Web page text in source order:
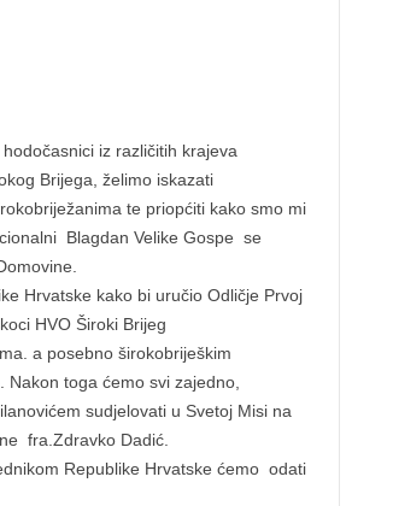
iz različitih krajeva
Brijega, želimo iskazati
te priopćiti kako smo mi
Blagdan Velike Gospe se
Hrvatske kako bi uručio Odličje Prvoj
HVO Široki Brijeg
a posebno širokobriješkim
toga ćemo svi zajedno,
sudjelovati u Svetoj Misi na
fra.Zdravko Dadić.
Republike Hrvatske ćemo odati